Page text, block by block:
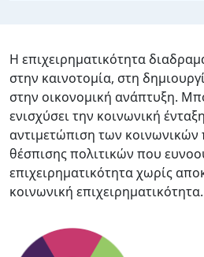
Η επιχειρηματικότητα
στην καινοτομία, στη
στην οικονομική ανάπτυξη.
ενισχύσει την κοινωνική
αντιμετώπιση των
θέσπισης πολιτικών που
επιχειρηματικότητα χωρίς
κοινωνική επιχειρηματικότητα.